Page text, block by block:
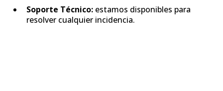
Soporte Técnico: estamos disponibles para
resolver cualquier incidencia.